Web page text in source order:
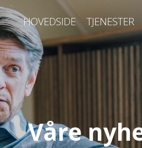
HOVEDSIDE TJENESTER
Våre